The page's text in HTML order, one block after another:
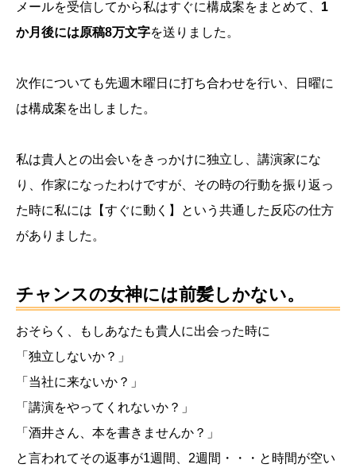
メールを受信してから私はすぐに構成案をまとめて、 1
か月後には原稿8万文字を送りました。
次作についても先週木曜日に打ち合わせを行い、日曜に
は構成案を出しました。
私は貴人との出会いをきっかけに独立し、講演家にな
り、作家になったわけですが、その時の行動を振り返っ
た時に私には【すぐに動く】という共通した反応の仕方
がありました。
チャンスの女神には前髪しかない。
おそらく、もしあなたも貴人に出会った時に
「独立しないか？」
「当社に来ないか？」
「講演をやってくれないか？」
「酒井さん、本を書きませんか？」
と言われてその返事が1週間、2週間・・・と時間が空い